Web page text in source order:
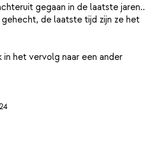
gegaan in de laatste jaren..
de laatste tijd zijn ze het
in het vervolg naar een ander